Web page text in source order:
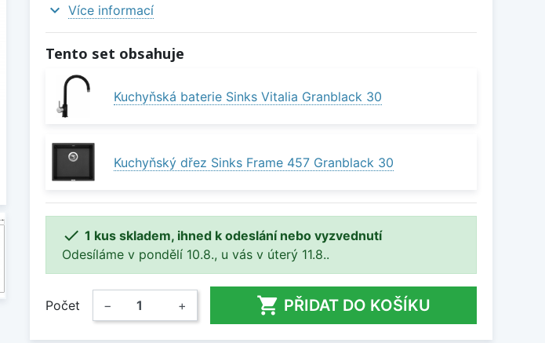
expand_more Více informací
Tento set obsahuje
Kuchyňská baterie Sinks Vitalia Granblack 30
Kuchyňský dřez Sinks Frame 457 Granblack 30
 1 kus skladem, ihned k odeslání nebo vyzvednutí
Odesíláme v pondělí 10.8., u vás v úterý 11.8..
Počet − +  PŘIDAT DO KOŠÍKU